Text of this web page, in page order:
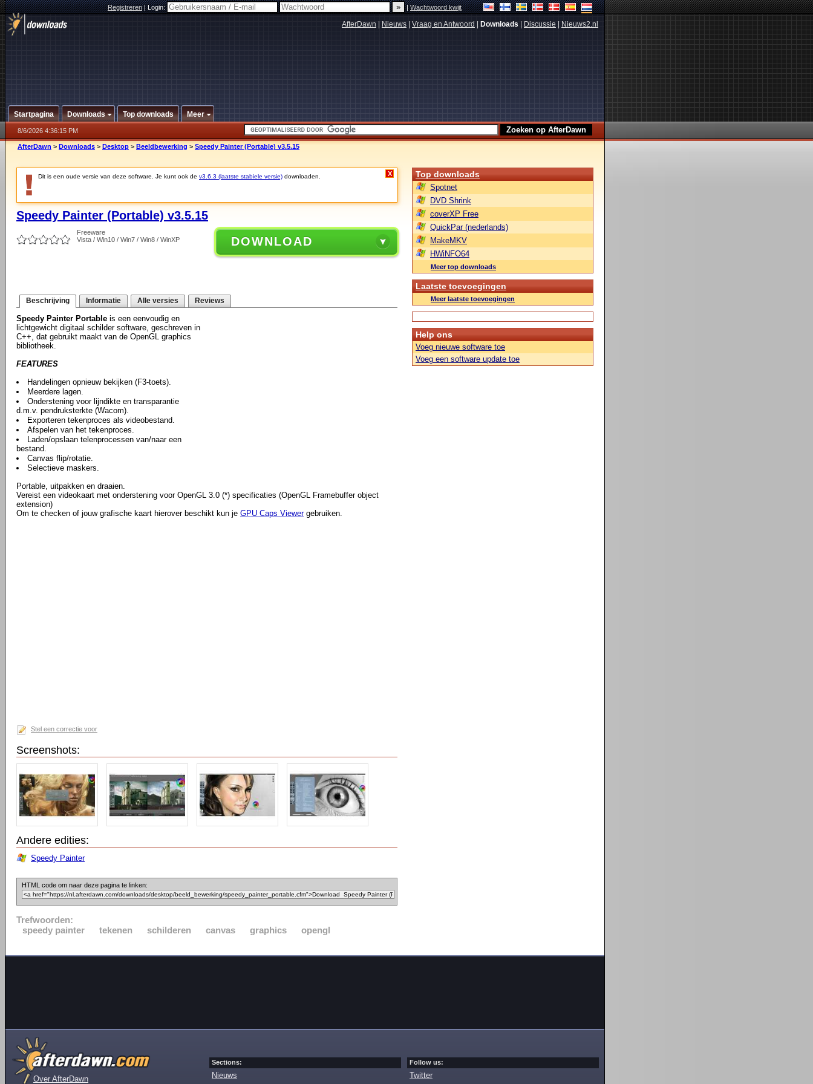
Registreren|Login: |Wachtwoord kwijt
AfterDawn Nieuws Vraag en Antwoord Downloads Discussie Nieuws2.nl
Startpagina Downloads Top downloads Meer
8/6/2026 4:36:15 PM
AfterDawn > Downloads > Desktop > Beeldbewerking > Speedy Painter (Portable) v3.5.15
Dit is een oude versie van deze software. Je kunt ook de v3.6.3 (laatste stabiele versie) downloaden. X
Speedy Painter (Portable) v3.5.15
Freeware
Vista / Win10 / Win7 / Win8 / WinXP
DOWNLOAD
Beschrijving Informatie Alle versies Reviews
Speedy Painter Portable is een eenvoudig en
lichtgewicht digitaal schilder software, geschreven in
C++, dat gebruikt maakt van de OpenGL graphics
bibliotheek.
FEATURES
Handelingen opnieuw bekijken (F3-toets).
Meerdere lagen.
Onderstening voor lijndikte en transparantie
d.m.v. pendruksterkte (Wacom).
Exporteren tekenproces als videobestand.
Afspelen van het tekenproces.
Laden/opslaan telenprocessen van/naar een
bestand.
Canvas flip/rotatie.
Selectieve maskers.
Portable, uitpakken en draaien.
Vereist een videokaart met onderstening voor OpenGL 3.0 (*) specificaties (OpenGL Framebuffer object
extension)
Om te checken of jouw grafische kaart hierover beschikt kun je GPU Caps Viewergebruiken.
Stel een correctie voor
Screenshots:
Andere edities:
Speedy Painter
HTML code om naar deze pagina te linken:
Trefwoorden:
speedy painter
tekenen schilderen canvas graphics opengl
Top downloads
Spotnet
DVD Shrink
coverXP Free
QuickPar (nederlands)
MakeMKV
HWiNFO64
Meer top downloads
Laatste toevoegingen
Meer laatste toevoegingen
Help ons
Voeg nieuwe software toe
Voeg een software update toe
Over AfterDawn
Sections:
Nieuws
Follow us:
Twitter